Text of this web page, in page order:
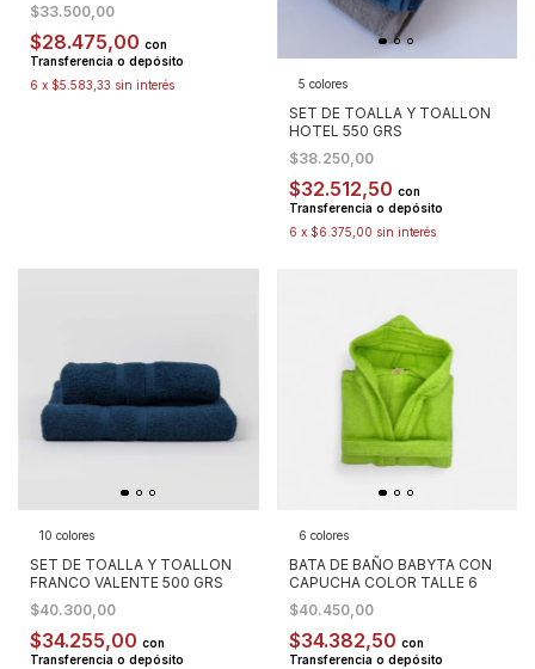
$33.500,00
$28.475,00 con
Transferencia o depósito
6 x $5.583,33 sin interés 5 colores
SET DE TOALLA Y TOALLON
HOTEL 550 GRS
$38.250,00
$32.512,50 con
Transferencia o depósito
6 x $6.375,00 sin interés
10 colores
SET DE TOALLA Y TOALLON
FRANCO VALENTE 500 GRS
$40.300,00
$34.255,00 con
Transferencia o depósito
6 colores
BATA DE BAÑO BABYTA CON
CAPUCHA COLOR TALLE 6
$40.450,00
$34.382,50 con
Transferencia o depósito